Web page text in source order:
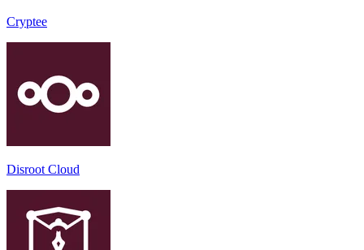
Cryptee
Disroot Cloud